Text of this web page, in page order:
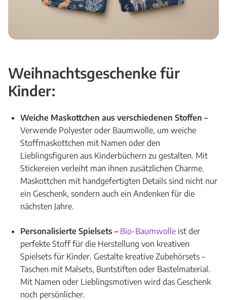
Weihnachtsgeschenke für
Kinder:
Weiche Maskottchen aus verschiedenen Stoffen –
Verwende Polyester oder Baumwolle, um weiche
Stoffmaskottchen mit Namen oder den
Lieblingsfiguren aus Kinderbüchern zu gestalten. Mit
Stickereien verleiht man ihnen zusätzlichen Charme.
Maskottchen mit handgefertigten Details sind nicht nur
ein Geschenk, sondern auch ein Andenken für die
nächsten Jahre.
Personalisierte Spielsets – Bio-Baumwolle ist der
perfekte Stoff für die Herstellung von kreativen
Spielsets für Kinder. Gestalte kreative Zubehörsets –
Taschen mit Malsets, Buntstiften oder Bastelmaterial.
Mit Namen oder Lieblingsmotiven wird das Geschenk
noch persönlicher.